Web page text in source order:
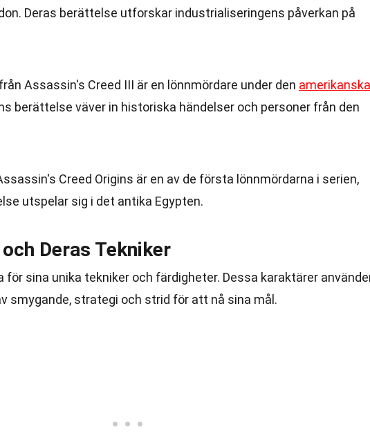
Deras berättelse utforskar industrialiseringens påverkan på
från Assassin's Creed III är en lönnmördare under den amerikanska
berättelse väver in historiska händelser och personer från den
Creed Origins är en av de första lönnmördarna i serien,
utspelar sig i det antika Egypten.
Deras Tekniker
för sina unika tekniker och färdigheter. Dessa karaktärer
smygande, strategi och strid för att nå sina mål.